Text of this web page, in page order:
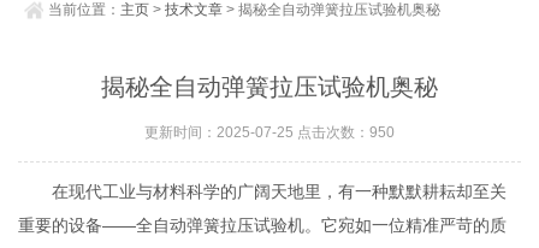
当前位置： 主页 >技术文章 > 揭秘全自动弹簧拉压试验机奥秘
揭秘全自动弹簧拉压试验机奥秘
更新时间：2025-07-25 点击次数：950
在现代工业与材料科学的广阔天地里，有一种默默耕耘却至关
重要的设备——全自动弹簧拉压试验机。它宛如一位精准严苛的质